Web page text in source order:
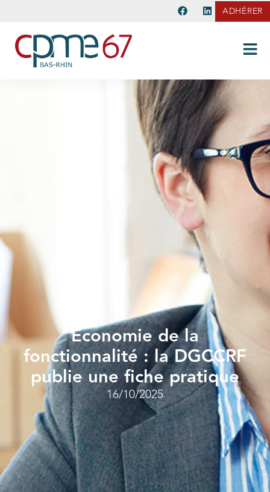
ADHÉRER
Economie de la
fonctionnalité : la DGCCRF
publie une fiche pratique
16/10/2025